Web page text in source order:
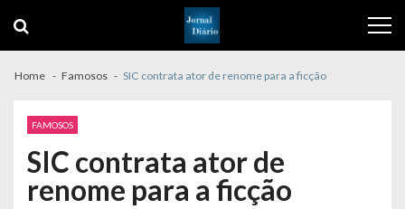
navigation
content
Home Famosos SIC contrata ator de renome para a ficção
FAMOSOS
SIC contrata ator de
renome para a ficção